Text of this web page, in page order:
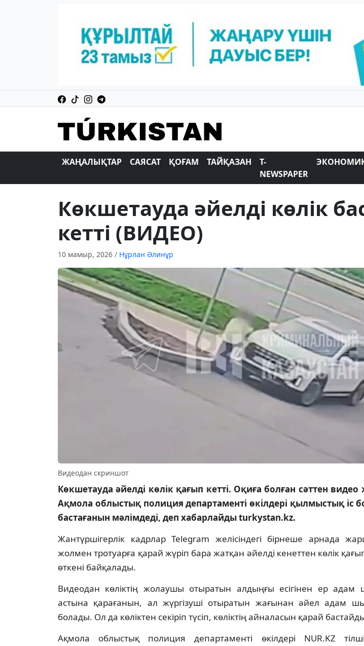
ЖАҢАЛЫҚТАР САЯСАТ ҚОҒАМ ТАЙҚАЗАН
T-
NEWSPAPER
Көкшетауда әйелді көлік
кетті (ВИДЕО)
10 мамыр, 2026 / Нұрлан Әлинұр
Видеодан скриншот
Көкшетауда әйелді көлік қағып кетті. Оқиға болған сәттен видео
Ақмола облыстық полиция департаменті өкілдері қылмыстық іс
бастағанын мәлімдеді, деп хабарлайды turkystan.kz.
Жантүршігерлік кадрлар Telegram желісіндегі бірнеше арнада
жолмен тротуарға қарай жүріп бара жатқан әйелді кенеттен көлік
өткені байқалады.
Видеодан көліктің жолаушы отыратын алдыңғы есігінен ер адам
астына қарағанын, ал жүргізуші отыратын жағынан әйел адам
болады. Ол да көліктен секіріп түсіп, көліктің айналасын қарай
Ақмола облыстық полиция департаменті өкілдері NUR.KZ